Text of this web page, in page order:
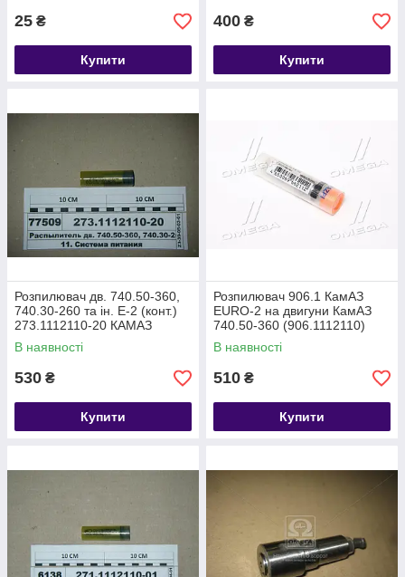
25 ₴
Купити
400 ₴
Купити
Розпилювач дв. 740.50-360,
740.30-260 та ін. Е-2 (конт.)
273.1112110-20 КАМАЗ
В наявності
530 ₴
Купити
Розпилювач 906.1 КамАЗ
EURO-2 на двигуни КамАЗ
740.50-360 (906.1112110)
В наявності
510 ₴
Купити